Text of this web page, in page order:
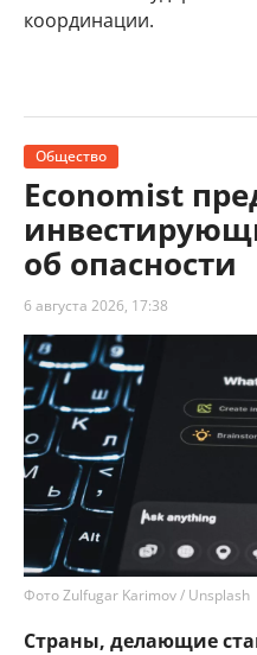
координации.
Общество
Economist
об опасности
6 августа 2026, 17:38
Фото Zulfugar Karimov / Unsplash
Страны, делающие